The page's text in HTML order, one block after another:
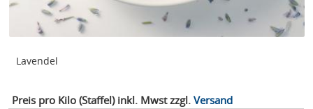
Lavendel
Preis pro Kilo (Staffel) inkl. Mwst zzgl. Versand